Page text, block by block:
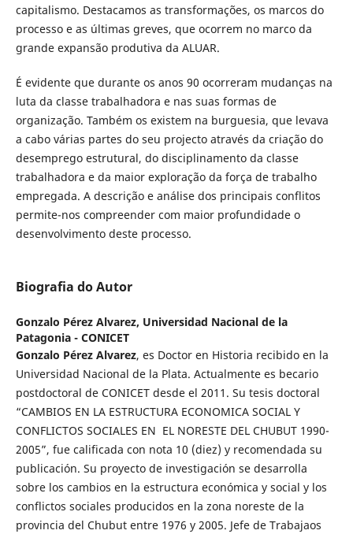
capitalismo. Destacamos as transformações, os marcos do
processo e as últimas greves, que ocorrem no marco da
grande expansão produtiva da ALUAR.
É evidente que durante os anos 90 ocorreram mudanças na
luta da classe trabalhadora e nas suas formas de
organização. Também os existem na burguesia, que levava
a cabo várias partes do seu projecto através da criação do
desemprego estrutural, do disciplinamento da classe
trabalhadora e da maior exploração da força de trabalho
empregada. A descrição e análise dos principais conflitos
permite-nos compreender com maior profundidade o
desenvolvimento deste processo.
Biografia do Autor
Gonzalo Pérez Alvarez, Universidad Nacional de la
Patagonia - CONICET
Gonzalo Pérez Alvarez, es Doctor en Historia recibido en la
Universidad Nacional de la Plata. Actualmente es becario
postdoctoral de CONICET desde el 2011. Su tesis doctoral
“CAMBIOS EN LA ESTRUCTURA ECONOMICA SOCIAL Y
CONFLICTOS SOCIALES EN EL NORESTE DEL CHUBUT 1990-
2005”, fue calificada con nota 10 (diez) y recomendada su
publicación. Su proyecto de investigación se desarrolla
sobre los cambios en la estructura económica y social y los
conflictos sociales producidos en la zona noreste de la
provincia del Chubut entre 1976 y 2005. Jefe de Trabajaos